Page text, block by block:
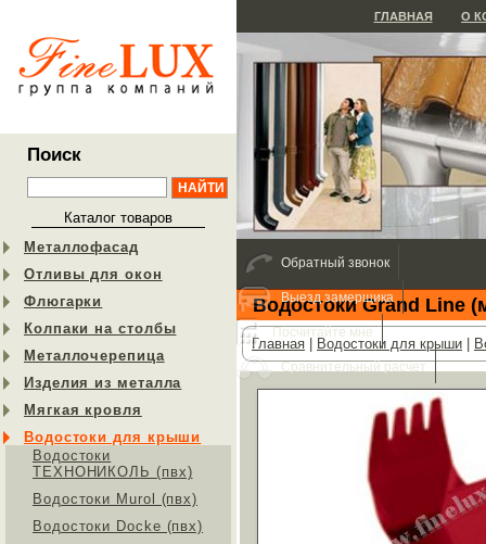
Поиск
Каталог товаров
Металлофасад
Отливы для окон
Флюгарки
Колпаки на столбы
Металлочерепица
Изделия из металла
Мягкая кровля
Водостоки для крыши
Водостоки
ТЕХНОНИКОЛЬ (пвх)
Водостоки Murol (пвх)
Водостоки Docke (пвх)
ГЛАВНАЯ О
Водостоки Grand Line
Главная Водостоки для крыши
Обратный звонок
Выезд замерщика
Посчитайте мне
Сравнительный расчет